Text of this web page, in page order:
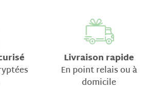
Livraison rapide
En point relais ou à
domicile